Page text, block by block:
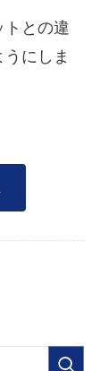
トとの違
にしま